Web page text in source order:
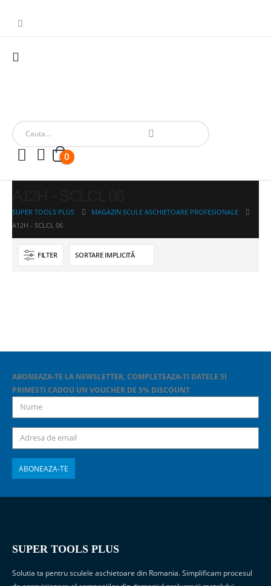
0
SUPER TOOLS PLUS
MAGAZIN SCULE ASCHIETOARE PROFESIONALE
A12H - SCLCL 06
FILTER
ABONEAZA-TE LA NEWSLETTER, COMPLETEAZA-TI DATELE SI
PRIMESTI CADOU UN VOUCHER DE 5% DISCOUNT
SUPER TOOLS PLUS
Solutia ta pentru sculele aschietoare din Romania. Simplificam procesul